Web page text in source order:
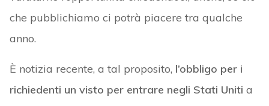
che pubblichiamo ci potrà piacere tra qualche
anno.
È notizia recente, a tal proposito, l’obbligo per i
richiedenti un visto per entrare negli Stati Uniti a